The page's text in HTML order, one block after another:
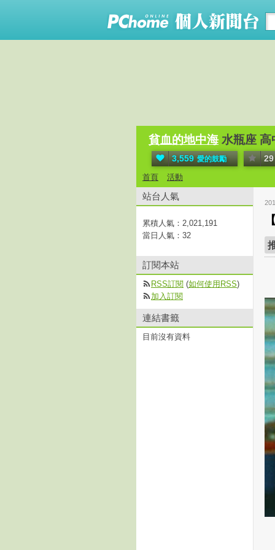
貧血的地中海 水瓶座
3,559 愛的鼓勵 29
首頁 活動
站台人氣
累積人氣： 2,021,191
當日人氣： 32
訂閱本站
RSS訂閱 (如何使用RSS)
加入訂閱
連結書籤
目前沒有資料